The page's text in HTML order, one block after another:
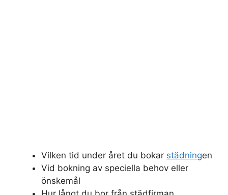
Vilken tid under året du bokar städningen
Vid bokning av speciella behov eller
önskemål